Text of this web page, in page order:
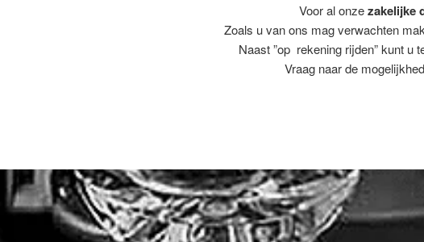
Voor al onzezakelijke
Zoals u van ons mag verwachten
Naast ”op rekening rijden” kunt u
Vraag naar de